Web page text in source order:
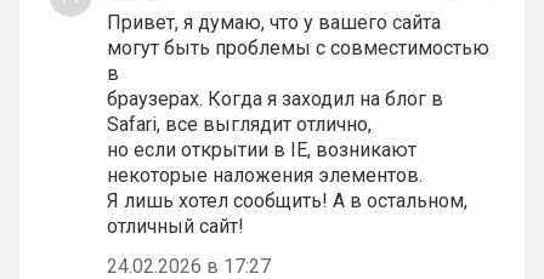
Привет, я думаю, что у вашего сайта
могут быть проблемы с совместимостью
в
браузерах. Когда я заходил на блог в
Safari, все выглядит отлично,
но если открытии в IE, возникают
некоторые наложения элементов.
Я лишь хотел сообщить! А в остальном,
отличный сайт!
24.02.2026 в 17:27